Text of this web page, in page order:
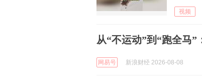
视频
从“不运动”到“跑全马
网易号 新浪财经 2026-08-08